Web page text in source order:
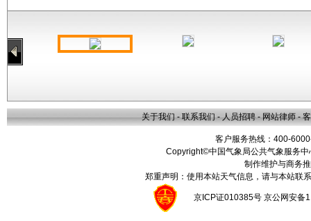
关于我们 - 联系我们 - 人员招聘 - 网站律师 -
客户服务热线：400-
Copyright©中国气象局公共气象服务
制作维护与商务
郑重声明：使用本站天气信息，请与本站联
京ICP证010385号 京公网安备